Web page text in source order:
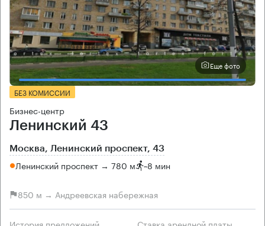
Еще фото
БЕЗ КОМИССИИ
Бизнес-центр
Ленинский 43
Москва, Ленинский проспект, 43
Ленинский проспект → 780 м ~8 мин
850 м → Андреевская набережная